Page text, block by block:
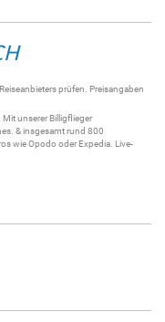
prüfen. Preisangaben
Mit unsererBilligflieger
. & insgesamt rund 800
wie Opodo oder Expedia. Live-